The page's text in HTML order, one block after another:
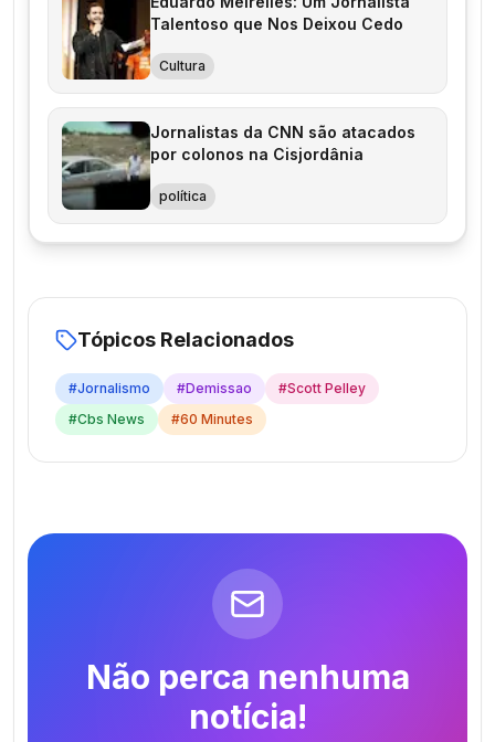
Talentoso que Nos Deixou Cedo
Cultura
Jornalistas da CNN são atacados
por colonos na Cisjordânia
política
Tópicos Relacionados
#Jornalismo #Demissao #Scott Pelley
#Cbs News #60 Minutes
Não perca nenhuma
notícia!